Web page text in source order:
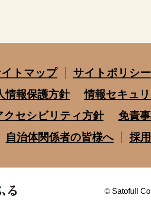
トマップ
サイトポリシー
情報保護方針
情報セキュ
クセシビリティ方針
免責
自治体関係者の皆様へ
採
© Satofull